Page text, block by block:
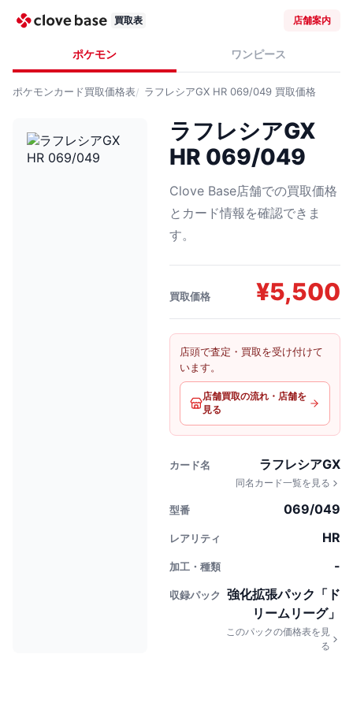
買取表 店舗案内
ポケモン ワンピース
ポケモンカード買取価格表 ラフレシアGX HR 069/049 買取価格
ラフレシアGX
HR 069/049
Clove Base店舗での買取価格
とカード情報を確認できま
す。
買取価格 ¥5,500
店頭で査定・買取を受け付けて
います。
店舗買取の流れ・店舗を
見る
カード名 ラフレシアGX
同名カード一覧を見る
型番 069/049
レアリティ HR
加工・種類 -
収録パック
強化拡張パック「ド
リームリーグ」
このパックの価格表を見
る